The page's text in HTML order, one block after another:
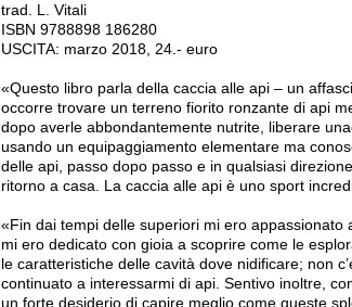
trad. L. Vitali
ISBN 9788898 186280
USCITA: marzo 2018, 24.- euro
«Questo libro parla della caccia alle api – un
occorre trovare un terreno fiorito ronzante di api
dopo averle abbondantemente nutrite, liberare
usando un equipaggiamento elementare ma
delle api, passo dopo passo e in qualsiasi
ritorno a casa. La caccia alle api è uno sport
«Fin dai tempi delle superiori mi ero appassionato
mi ero dedicato con gioia a scoprire come le
le caratteristiche delle cavità dove nidificare; non
continuato a interessarmi di api. Sentivo inoltre,
un forte desiderio di capire meglio come queste